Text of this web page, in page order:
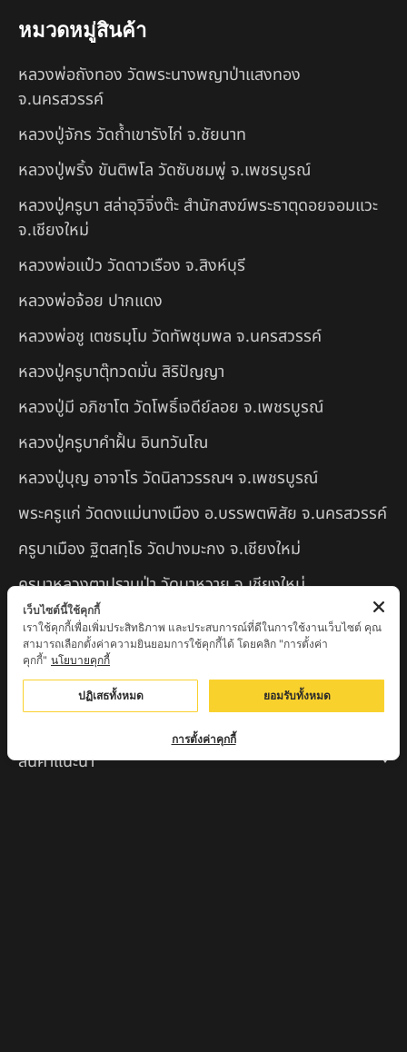
หมวดหมู่สินค้า
หลวงพ่อถังทอง วัดพระนางพญาป่าแสงทอง
จ.นครสวรรค์
หลวงปู่จักร วัดถ้ำเขารังไก่ จ.ชัยนาท
หลวงปู่พริ้ง ขันติพโล วัดซับชมพู่ จ.เพชรบูรณ์
หลวงปู่ครูบา สล่าอุวิจิ่งต๊ะ สำนักสงฆ์พระธาตุดอยจอมแวะ
จ.เชียงใหม่
หลวงพ่อแป๋ว วัดดาวเรือง จ.สิงห์บุรี
หลวงพ่อจ้อย ปากแดง
หลวงพ่อชู เตชธมฺโม วัดทัพชุมพล จ.นครสวรรค์
หลวงปู่ครูบาตุ๊ทวดมั่น สิริปัญญา
หลวงปู่มี อภิชาโต วัดโพธิ์เจดีย์ลอย จ.เพชรบูรณ์
หลวงปู่ครูบาคำฝั้น อินทวันโณ
หลวงปู่บุญ อาจาโร วัดนิลาวรรณฯ จ.เพชรบูรณ์
พระครูแก่ วัดดงแม่นางเมือง อ.บรรพตพิสัย จ.นครสวรรค์
ครูบาเมือง ฐิตสทฺโธ วัดปางมะกง จ.เชียงใหม่
ครูบาหลวงตาปราบป่า วัดนาหวาย จ.เชียงใหม่
หลวงพ่อสุพจน์ จันทูปโม วัดศรีทรงธรรม จ.นครสวรรค์
หลวงปู่เหิน วัดร่องหอย อ.ศรีเทพ จ.เพชรบูรณ์
ครูบาอินตา วัดแม่โพธิ์ จ.ตาก
ครูบามานัส วัดใหม่น้ำรูบ้านน้ำรู อ.เชียงดาว จ.เชียงใหม่
สินค้าแนะนำ
เว็บไซต์นี้ใช้คุกกี้
เราใช้คุกกี้เพื่อเพิ่มประสิทธิภาพ และประสบการณ์ที่ดีในการใช้งานเว็บไซต์ คุณ
สามารถเลือกตั้งค่าความยินยอมการใช้คุกกี้ได้ โดยคลิก "การตั้งค่า
คุกกี้" นโยบายคุกกี้
ปฏิเสธทั้งหมด ยอมรับทั้งหมด
การตั้งค่าคุกกี้